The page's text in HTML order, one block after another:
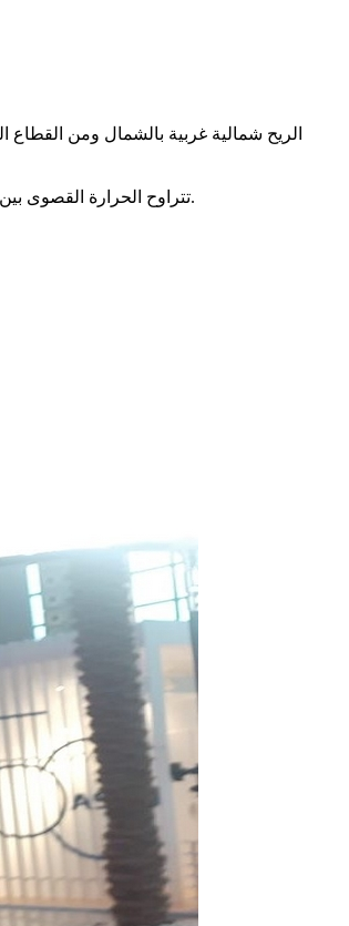
الريح شمالية غربية بالشمال ومن
تتراوح الحرارة القصوى بين 28 و 33 درجة بالمناطق الساحلية للشمال و الوسط والمرتفعات و بين 34 و 39 درجة ببقية المناطق و تصل إلى 42 درجة بالجنوب الغربي مع ظهور الشهيلي.